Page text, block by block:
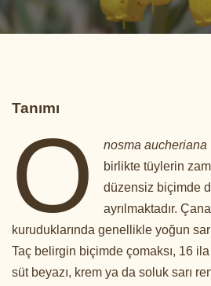
Tanımı
O nosma aucheriana
birlikte tüylerin
düzensiz biçimde
ayrılmaktadır.
kuruduklarında genellikle yoğun
Taç belirgin biçimde çomaksı, 16
süt beyazı, krem ya da soluk sarı